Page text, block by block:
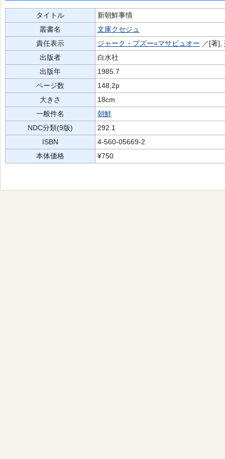
タイトル
新朝鮮事情
叢書名
文庫クセジュ
責任表示
ジャーク・プズー=マサビュオー ／[著],
出版者
白水社
出版年
1985.7
ページ数
148,2p
大きさ
18cm
一般件名
朝鮮
NDC分類(9版)
292.1
ISBN
4-560-05669-2
本体価格
¥750